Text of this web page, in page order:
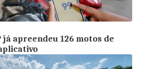
apreendeu 126 motos de